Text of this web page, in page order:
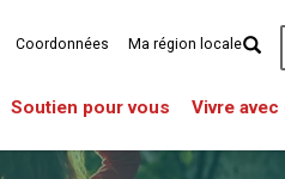
Soutien pour vous Vivre
Coordonnées Ma région locale